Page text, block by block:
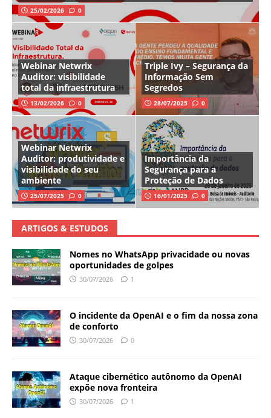
25/02/2026 0
Webinar Netwrix
Auditor: visibilidade
total da infraestrutura
13/02/2026 0
Triple Ivy – Segurança da
Informação Sem
Segredos
28/07/2025 0
Webinar Netwrix
Auditor: produtividade e
visibilidade do seu
ambiente
25/07/2025 0
Importância da
Segurança para a
Proteção de Dados
16/01/2025 0
ARTIGOS & ESTUDOS
Nomes no WhatsApp privacidade ou novas
oportunidades de golpes
30/07/2026 1
O incidente da OpenAI e o fim da nossa zona
de conforto
30/07/2026 0
Ataque cibernético autônomo da OpenAI
expõe nova fronteira
30/07/2026 1